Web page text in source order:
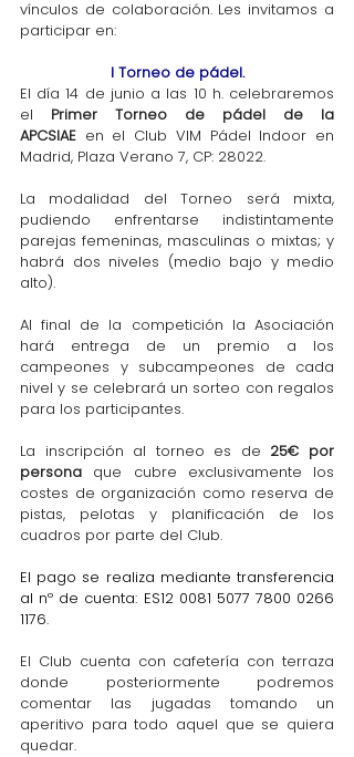
vínculos de colaboración. Les invitamos a
participar en:
I Torneo de pádel.
El día 14 de junio a las 10 h. celebraremos
el Primer Torneo de pádel de la
APCSIAE en el Club VIM Pádel Indoor en
Madrid, Plaza Verano 7, CP: 28022.
La modalidad del Torneo será mixta,
pudiendo enfrentarse indistintamente
parejas femeninas, masculinas o mixtas; y
habrá dos niveles (medio bajo y medio
alto).
Al final de la competición la Asociación
hará entrega de un premio a los
campeones y subcampeones de cada
nivel y se celebrará un sorteo con regalos
para los participantes.
La inscripción al torneo es de 25€ por
persona que cubre exclusivamente los
costes de organización como reserva de
pistas, pelotas y planificación de los
cuadros por parte del Club.
El pago se realiza mediante transferencia
al nº de cuenta: ES12 0081 5077 7800 0266
1176.
El Club cuenta con cafetería con terraza
donde posteriormente podremos
comentar las jugadas tomando un
aperitivo para todo aquel que se quiera
quedar.